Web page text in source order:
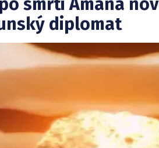
diplomat